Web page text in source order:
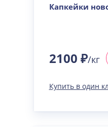
Капкейки
2100 ₽/кг
Купить в один